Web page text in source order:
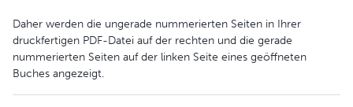
Daher werden die ungerade nummerierten Seiten in Ihrer
druckfertigen PDF-Datei auf der rechten und die gerade
nummerierten Seiten auf der linken Seite eines geöffneten
Buches angezeigt.